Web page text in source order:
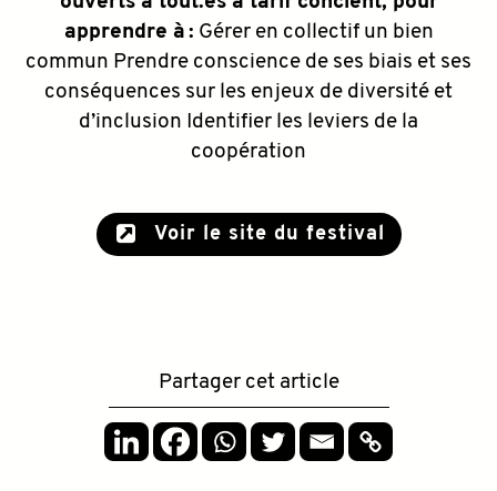
apprendre à : Gérer en collectif un bien
commun Prendre conscience de ses biais et ses
conséquences sur les enjeux de diversité et
d’inclusion Identifier les leviers de la
coopération
Voir le site du festival
Partager cet article